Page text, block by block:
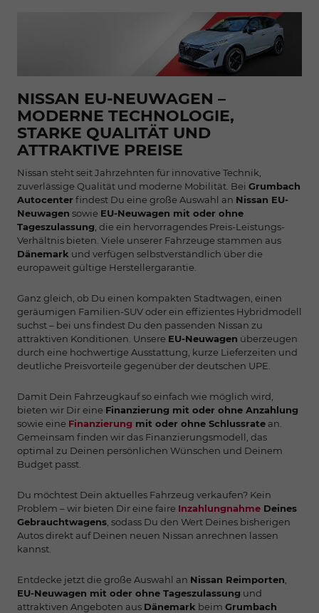
NISSAN EU-NEUWAGEN –
MODERNE TECHNOLOGIE,
STARKE QUALITÄT UND
ATTRAKTIVE PREISE
Nissan steht seit Jahrzehnten für innovative Technik,
zuverlässige Qualität und moderne Mobilität. Bei Grumbach
Autocenterfindest Du eine große Auswahl an Nissan EU-
Neuwagen sowie EU-Neuwagen mit oder ohne
Tageszulassung , die ein hervorragendes Preis-Leistungs-
Verhältnis bieten. Viele unserer Fahrzeuge stammen aus
Dänemark und verfügen selbstverständlich über die
europaweit gültige Herstellergarantie.
Ganz gleich, ob Du einen kompakten Stadtwagen, einen
geräumigen Familien-SUV oder ein effizientes Hybridmodell
suchst – bei uns findest Du den passenden Nissan zu
attraktiven Konditionen. Unsere EU-Neuwagen überzeugen
durch eine hochwertige Ausstattung, kurze Lieferzeiten und
deutliche Preisvorteile gegenüber der deutschen UPE.
Damit Dein Fahrzeugkauf so einfach wie möglich wird,
bieten wir Dir eine Finanzierung mit oder ohne Anzahlung
sowie eine Finanzierung mit oder ohne Schlussrate an.
Gemeinsam finden wir das Finanzierungsmodell, das
optimal zu Deinen persönlichen Wünschen und Deinem
Budget passt.
Du möchtest Dein aktuelles Fahrzeug verkaufen? Kein
Problem – wir bieten Dir eine faire Inzahlungnahme Deines
Gebrauchtwagens , sodass Du den Wert Deines bisherigen
Autos direkt auf Deinen neuen Nissan anrechnen lassen
kannst.
Entdecke jetzt die große Auswahl an Nissan Reimporten
EU-Neuwagen mit oder ohne Tageszulassung und
attraktiven Angeboten aus Dänemark beim Grumbach